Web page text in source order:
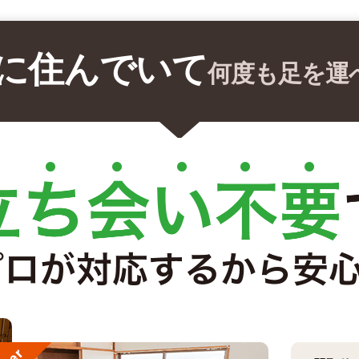
住んでいて何度も足を運